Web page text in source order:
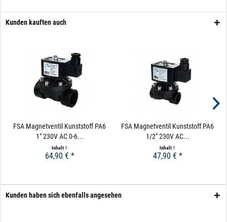
Einsatz eines Magnetventils und elektrischen
Magnetventile und die Ausschlusskriterien. Im nächsten
Abschnitt dann die Kriterien für und gegen elektrische
Kugelhähne.
Kunden kauften auch
FSA Magnetventil Kunststoff PA6
1" 230V AC 0-6...
Inhalt1
64,90 € *
FSA Magnetventil Kunststoff PA6
1/2" 230V AC...
Inhalt1
47,90 € *
Kunden haben sich ebenfalls angesehen